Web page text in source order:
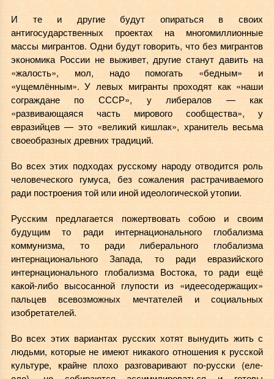
И те и другие будут опираться в своих
антигосударственных проектах на многомиллионные
массы мигрантов. Одни будут говорить, что без мигрантов
экономика России не выживет, другие станут давить на
«жалость», мол, надо помогать «бедным» и
«ущемлённым». У левых мигранты проходят как «наши
сограждане по СССР», у либералов — как
«развивающаяся часть мирового сообщества», у
евразийцев — это «великий кишлак», хранитель весьма
своеобразных древних традиций.
Во всех этих подходах русскому народу отводится роль
человеческого гумуса, без сожаления растрачиваемого
ради построения той или иной идеологической утопии.
Русским предлагается пожертвовать собою и своим
будущим то ради интернационального глобализма
коммунизма, то ради либерального глобализма
интернационального Запада, то ради евразийского
интернационального глобализма Востока, то ради ещё
какой-либо высосанной глупости из «идеесодержащих»
пальцев всевозможных мечтателей и социальных
изобретателей.
Во всех этих вариантах русских хотят вынудить жить с
людьми, которые не имеют никакого отношения к русской
культуре, крайне плохо разговаривают по-русски (еле-